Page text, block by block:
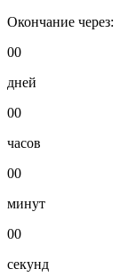
Окончание через:
00
дней
00
часов
00
минут
00
секунд